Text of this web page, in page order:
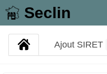
Seclin
Ajout SIRET